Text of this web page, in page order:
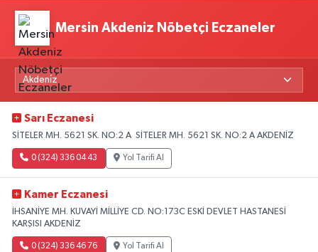
Mersin Akdeniz Nöbetçi Eczaneler
Sarı Eczanesi
SİTELER MH. 5621 SK. NO:2 A SİTELER MH. 5621 SK. NO:2 A AKDENİZ
0 (324) 336 04 43 Yol Tarifi Al
Kamer Eczanesi
İHSANİYE MH. KUVAYİ MİLLİYE CD. NO:173C ESKİ DEVLET HASTANESİ
KARŞISI AKDENİZ
0 (324) 336 46 76 Yol Tarifi Al